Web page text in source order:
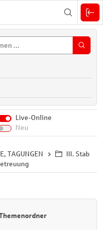
Live-Online
Neu
TAGUNGEN
III. Stab